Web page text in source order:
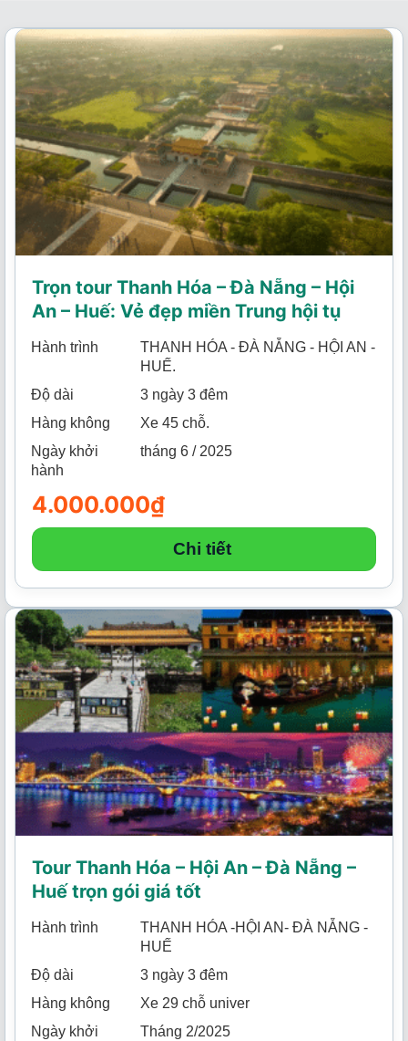
Trọn tour Thanh Hóa – Đà Nẵng – Hội
An – Huế: Vẻ đẹp miền Trung hội tụ
Hành trình
THANH HÓA - ĐÀ NẴNG - HỘI AN -
HUẾ.
Độ dài
3 ngày 3 đêm
Hàng không
Xe 45 chỗ.
Ngày khởi
hành
tháng 6 / 2025
4.000.000₫
Chi tiết
Tour Thanh Hóa – Hội An – Đà Nẵng –
Huế trọn gói giá tốt
Hành trình
THANH HÓA -HỘI AN- ĐÀ NẴNG -
HUẾ
Độ dài
3 ngày 3 đêm
Hàng không
Xe 29 chỗ univer
Ngày khởi
Tháng 2/2025